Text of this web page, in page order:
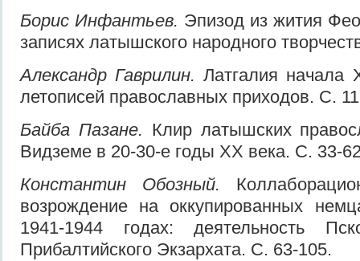
Борис Инфантьев. Эпизод из жития
записях латышского народного
Александр Гаврилин. Латгалия начала
летописей православных приходов. С.
Байба Пазане. Клир латышских
Видземе в 20-30-е годы XX века. С. 33-
Константин Обозный.
возрождение на оккупированных
1941-1944 годах: деятельность
Прибалтийского Экзархата. С. 63-105.